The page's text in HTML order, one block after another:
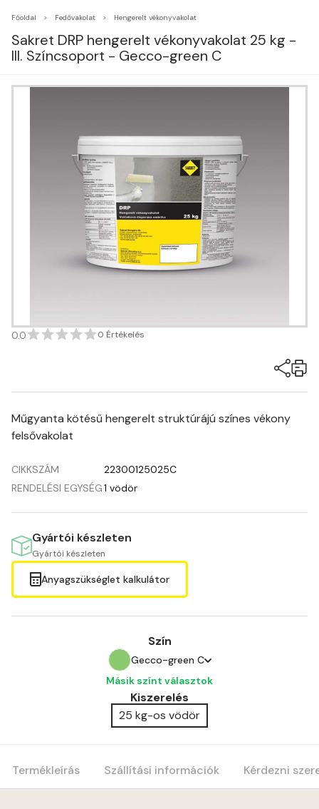
Főoldal Fedővakolat Hengerelt vékonyvakolat
Sakret DRP hengerelt vékonyvakolat 25 kg -
III. Színcsoport - Gecco-green C
0.0 0 Értékelés
Műgyanta kötésű hengerelt struktúrájú színes vékony
felsővakolat
CIKKSZÁM
22300125025C
RENDELÉSI EGYSÉG1 vödör
Gyártói készleten
Gyártói készleten
Anyagszükséglet kalkulátor
Szín
Gecco-green C
Anticred A
Antimony A
Másik színt választok
Kiszerelés
25 kg-os vödör
Termékleírás Szállítási információk Kérdezni